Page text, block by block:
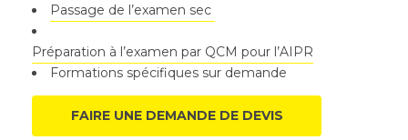
Passage de l’examen sec
Préparation à l’examen par QCM pour l’AIPR
Formations spécifiques sur demande
FAIRE UNE DEMANDE DE DEVIS